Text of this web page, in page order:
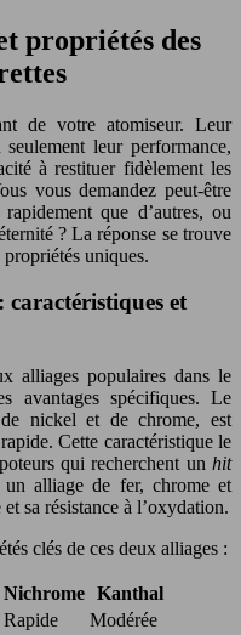
propriétés des
de votre atomiseur. Leur
leur performance,
à restituer fidèlement les
vous demandez peut-être
que d’autres, ou
? La réponse se trouve
uniques.
et
alliages populaires dans le
avantages spécifiques. Le
nickel et de chrome, est
Cette caractéristique le
qui recherchent un hit
alliage de fer, chrome et
sa résistance à l’oxydation.
clés de ces deux alliages :
Nichrome Kanthal
Rapide
Modérée